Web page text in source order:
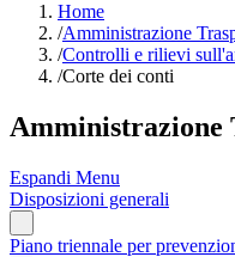
Home
/Amministrazione
/Controlli e rilievi
/Corte dei conti
Amministrazione
Espandi Menu
Disposizioni generali
Piano triennale per